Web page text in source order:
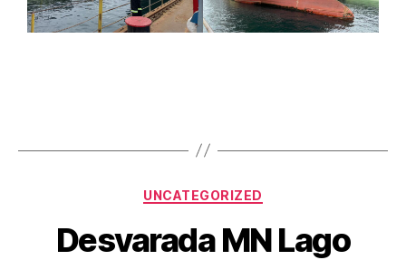
UNCATEGORIZED
Desvarada MN Lago